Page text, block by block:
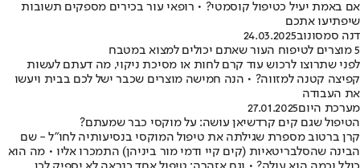
אם באמת יעיל כטיפול קוסמטי? • רופאי עור בכירים מספקים תשובות
שיפתיעו אתכם
דנה סמסונוב24.03.2025
5 מוצרים לטיפוח העור שאתם יכולים למצוא במטבח
לפני שתרוצו לרכוש עוד קרם לחות או מסיכת ניקוי, מה דעתם לעשות
קפיצה קטנה למזווה? • הנה חמישה מוצרים שכבר ישל לכם בבית ויעשו
את העבודה
מערכת היום27.01.2025
הטיפול שגם קים קרדשיאן עושה: על מוקסי כבר שמעתם?
קרן ברטוב מספרת שגילתה את טיפול המוקסי בנסיעותיה לחו"ל - שם
הבינה שהסלבריטאיות (קים קיי ודמי מור ביניהן) התמכרו אליו • מה הוא